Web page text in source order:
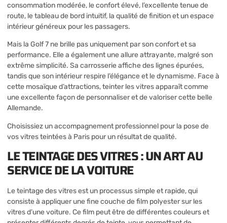
consommation modérée, le confort élevé, l’excellente tenue de
route, le tableau de bord intuitif, la qualité de finition et un espace
intérieur généreux pour les passagers.
Mais la Golf 7 ne brille pas uniquement par son confort et sa
performance. Elle a également une allure attrayante, malgré son
extrême simplicité. Sa carrosserie affiche des lignes épurées,
tandis que son intérieur respire l’élégance et le dynamisme. Face à
cette mosaïque d’attractions, teinter les vitres apparaît comme
une excellente façon de personnaliser et de valoriser cette belle
Allemande.
Choisissiez un accompagnement professionnel pour la pose de
vosvitres teintées à Paris pour un résultat de qualité.
LE TEINTAGE DES VITRES : UN ART AU
SERVICE DE LA VOITURE
Le teintage des vitres est un processus simple et rapide, qui
consiste à appliquer une fine couche de film polyester sur les
vitres d’une voiture. Ce film peut être de différentes couleurs et